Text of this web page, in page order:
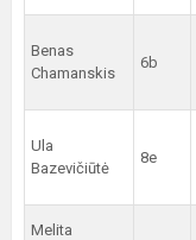
Benas
Chamanskis
6b
Ula
Bazevičiūtė
8e
Melita